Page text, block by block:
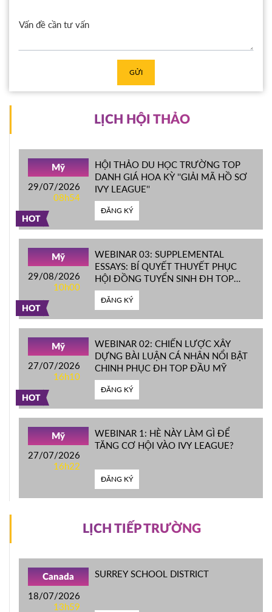
GỬI
LỊCH HỘI THẢO
HOT
Mỹ
29/07/2026
08h54
HỘI THẢO DU HỌC TRƯỜNG TOP
DANH GIÁ HOA KỲ ''GIẢI MÃ HỒ SƠ
IVY LEAGUE''
ĐĂNG KÝ
HOT
Mỹ
29/08/2026
10h00
WEBINAR 03: SUPPLEMENTAL
ESSAYS: BÍ QUYẾT THUYẾT PHỤC
HỘI ĐỒNG TUYỂN SINH ĐH TOP
ĐẦU MỸ
ĐĂNG KÝ
HOT
Mỹ
27/07/2026
16h10
WEBINAR 02: CHIẾN LƯỢC XÂY
DỰNG BÀI LUẬN CÁ NHÂN NỔI BẬT
CHINH PHỤC ĐH TOP ĐẦU MỸ
ĐĂNG KÝ
Mỹ
27/07/2026
16h22
WEBINAR 1: HÈ NÀY LÀM GÌ ĐỂ
TĂNG CƠ HỘI VÀO IVY LEAGUE?
ĐĂNG KÝ
LỊCH TIẾP TRƯỜNG
Canada
18/07/2026
13h59
SURREY SCHOOL DISTRICT